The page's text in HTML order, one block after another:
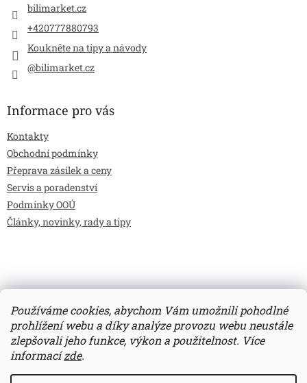
Používáme cookies, abychom Vám umožnili pohodlné
prohlížení webu a díky analýze provozu webu neustále
zlepšovali jeho funkce, výkon a použitelnost. Více
informacízde.
bilimarket.cz
+420777880793
Koukněte na tipy a návody
@bilimarket.cz
Informace pro vás
Kontakty
Obchodní podmínky
Přeprava zásilek a ceny
Servis a poradenství
Podmínky OOÚ
Články, novinky, rady a tipy
Vytvořil Shoptet